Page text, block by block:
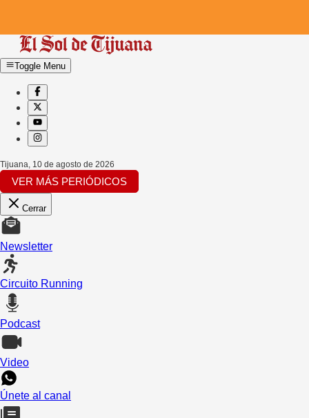
Toggle Menu
Tijuana 10 de agosto de 2026
VER MÁS PERIÓDICOS
Cerrar
Newsletter
Circuito Running
Podcast
Video
Únete al canal